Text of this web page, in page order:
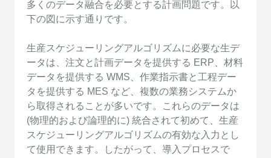
多くのデータ融合を必要とする計画問題です。以
下の図に示す通りです。
生産スケジューリングアルゴリズムに必要な生デ
ータは、注文と計画データを提供する ERP、材料
データを提供する WMS、作業指示書と工程デー
タを提供する MES など、複数の業務システムか
ら取得されることが多いです。これらのデータは
(物理的および論理的に) 統合されて初めて、生産
スケジューリングアルゴリズムの有効な入力とし
て使用できます。したがって、導入プロセスで